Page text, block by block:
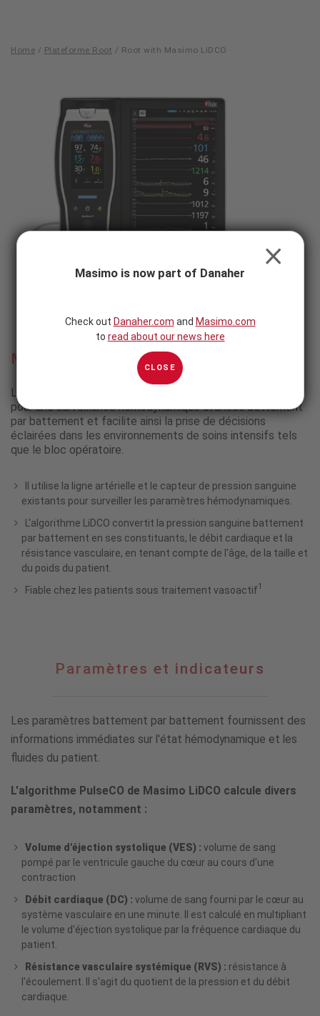
Home / Plateforme Root / Root with Masimo LiDCO
Masimo LiDCO
Le système Masimo LiDCO fournit l'algorithme PulseCO
pour une surveillance hémodynamique avancée battement
par battement et facilite ainsi la prise de décisions
éclairées dans les environnements de soins intensifs tels
que le bloc opératoire.
Il utilise la ligne artérielle et le capteur de pression sanguine
existants pour surveiller les paramètres hémodynamiques.
L'algorithme LiDCO convertit la pression sanguine battement
par battement en ses constituants, le débit cardiaque et la
résistance vasculaire, en tenant compte de l'âge, de la taille et
du poids du patient.
Fiable chez les patients sous traitement vasoactif1
ParamètresParamètres et indicateurs
Les paramètres battement par battement fournissent des
informations immédiates sur l'état hémodynamique et les
fluides du patient.
L'algorithme PulseCO de Masimo LiDCO calcule divers
paramètres, notamment :
Volume d'éjection systolique (VES) : volume de sang
pompé par le ventricule gauche du cœur au cours d'une
contraction
Débit cardiaque (DC) : volume de sang fourni par le cœur au
système vasculaire en une minute. Il est calculé en multipliant
le volume d'éjection systolique par la fréquence cardiaque du
patient.
Résistance vasculaire systémique (RVS) : résistance à
l'écoulement. Il s'agit du quotient de la pression et du débit
cardiaque.
Masimo is now part of Danaher
CLOSE
Check out Danaher.com and Masimo.com
to read about our news here
CLOSE